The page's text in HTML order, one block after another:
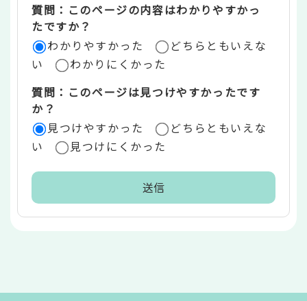
リ
ア
質問：このページの内容はわかりやすかっ
たですか？
わかりやすかった
どちらともいえな
い
わかりにくかった
質問：このページは見つけやすかったです
か？
見つけやすかった
どちらともいえな
い
見つけにくかった
で